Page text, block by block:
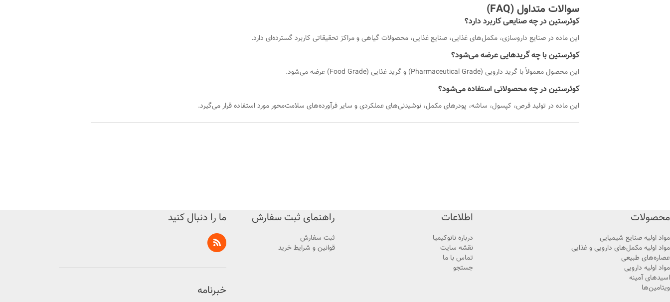
سوالات متداول (FAQ)
کوئرستین در چه صنایعی کاربرد دارد؟
این ماده در صنایع داروسازی، مکمل‌های غذایی، صنایع غذایی، محصولات گیاهی و مراکز تحقیقاتی کاربرد گسترده‌ای دارد.
کوئرستین با چه گریدهایی عرضه می‌شود؟
این محصول معمولاً با گرید دارویی (Pharmaceutical Grade) و گرید غذایی (Food Grade) عرضه می‌شود.
کوئرستین در چه محصولاتی استفاده می‌شود؟
این ماده در تولید قرص، کپسول، ساشه، پودرهای مکمل، نوشیدنی‌های عملکردی و سایر فرآورده‌های سلامت‌محور مورد استفاده قرار می‌گیرد.
محصولات
مواد اولیه صنایع شیمیایی
مواد اولیه مکمل‌های دارویی و غذایی
عصاره‌های طبیعی
مواد اولیه دارویی
اسیدهای آمینه
ویتامین‌ها
اطلاعات
درباره نانوکیمیا
نقشه سایت
تماس با ما
جستجو
راهنمای ثبت سفارش
ثبت سفارش
قوانین و شرایط خرید
ما را دنبال کنید
خبرنامه